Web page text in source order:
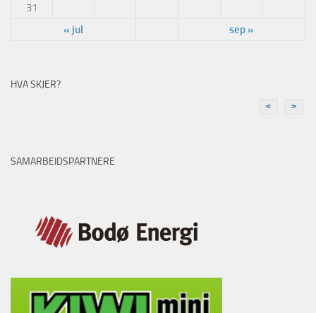
31
« jul
sep »
HVA SKJER?
< >
SAMARBEIDSPARTNERE